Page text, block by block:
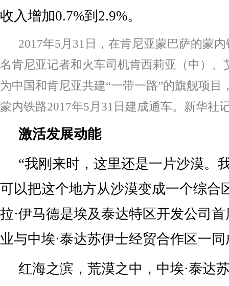
收入增加0.7%到2.9%。
2017年5月31日，在肯尼亚蒙巴萨的蒙
名肯尼亚记者和火车司机肯西莉亚（中）、
为中国和肯尼亚共建“一带一路”的旗舰项目
蒙内铁路2017年5月31日建成通车。新华社
激活发展动能
“我刚来时，这里还是一片沙漠。
可以把这个地方从沙漠变成一个综合
拉·伊马德是埃及泰达特区开发公司
业与中埃·泰达苏伊士经贸合作区一
红海之滨，荒漠之中，中埃·泰达